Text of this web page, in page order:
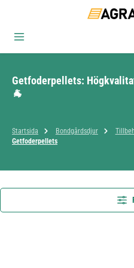
Getfoderpellets:
🐐
Startsida Bondgårdsdjur
Getfoderpellets